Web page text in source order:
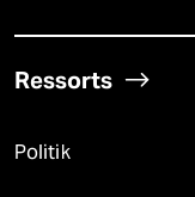
Ressorts
Politik